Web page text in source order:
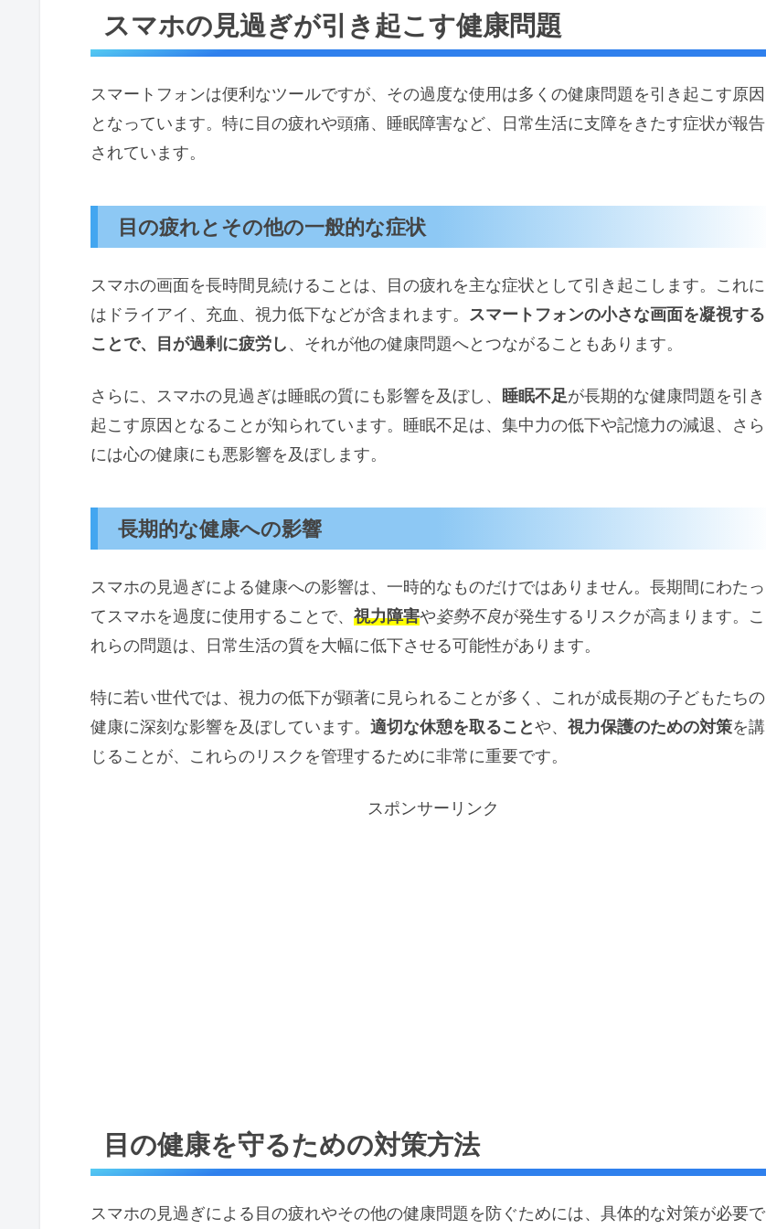
スマホの見過ぎが引き起こす健康問題
スマートフォンは便利なツールですが、その過度な使用は多くの健康問題を引き起こす原因
となっています。特に目の疲れや頭痛、睡眠障害など、日常生活に支障をきたす症状が報告
されています。
目の疲れとその他の一般的な症状
スマホの画面を長時間見続けることは、目の疲れを主な症状として引き起こします。これに
はドライアイ、充血、視力低下などが含まれます。 スマートフォンの小さな画面を凝視する
ことで、目が過剰に疲労し、それが他の健康問題へとつながることもあります。
さらに、スマホの見過ぎは睡眠の質にも影響を及ぼし、 睡眠不足が長期的な健康問題を引き
起こす原因となることが知られています。睡眠不足は、集中力の低下や記憶力の減退、さら
には心の健康にも悪影響を及ぼします。
長期的な健康への影響
スマホの見過ぎによる健康への影響は、一時的なものだけではありません。長期間にわたっ
てスマホを過度に使用することで、 視力障害や姿勢不良が発生するリスクが高まります。こ
れらの問題は、日常生活の質を大幅に低下させる可能性があります。
特に若い世代では、視力の低下が顕著に見られることが多く、これが成長期の子どもたちの
健康に深刻な影響を及ぼしています。 適切な休憩を取ることや、 視力保護のための対策を講
じることが、これらのリスクを管理するために非常に重要です。
スポンサーリンク
目の健康を守るための対策方法
スマホの見過ぎによる目の疲れやその他の健康問題を防ぐためには、具体的な対策が必要で